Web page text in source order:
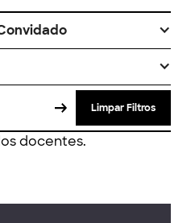
Limpar Filtros
docentes.